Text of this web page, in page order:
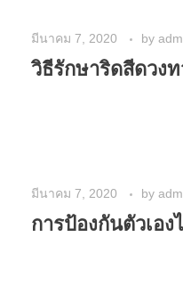
มีนาคม 7, 2020 by
วิธีรักษาริดสีดวงท
มีนาคม 7, 2020 by
การป้องกันตัวเอ